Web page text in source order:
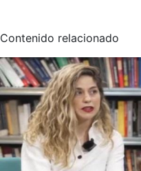
Contenido relacionado